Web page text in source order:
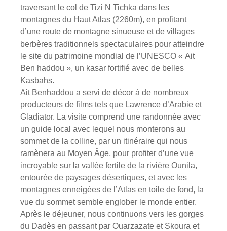
traversant le col de Tizi N Tichka dans les
montagnes du Haut Atlas (2260m), en profitant
d’une route de montagne sinueuse et de villages
berbères traditionnels spectaculaires pour atteindre
le site du patrimoine mondial de l’UNESCO « Ait
Ben haddou », un kasar fortifié avec de belles
Kasbahs.
Ait Benhaddou a servi de décor à de nombreux
producteurs de films tels que Lawrence d’Arabie et
Gladiator. La visite comprend une randonnée avec
un guide local avec lequel nous monterons au
sommet de la colline, par un itinéraire qui nous
ramènera au Moyen Âge, pour profiter d’une vue
incroyable sur la vallée fertile de la rivière Ounila,
entourée de paysages désertiques, et avec les
montagnes enneigées de l’Atlas en toile de fond, la
vue du sommet semble englober le monde entier.
Après le déjeuner, nous continuons vers les gorges
du Dadès en passant par Ouarzazate et Skoura et